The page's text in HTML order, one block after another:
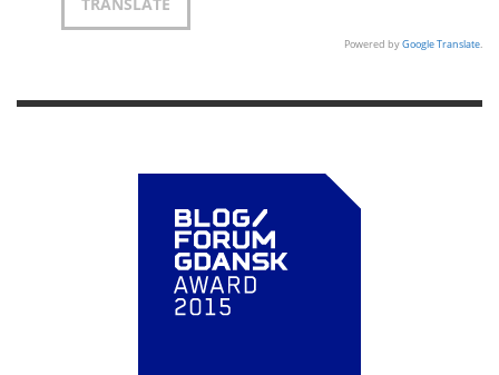
Powered byGoogle Translate.